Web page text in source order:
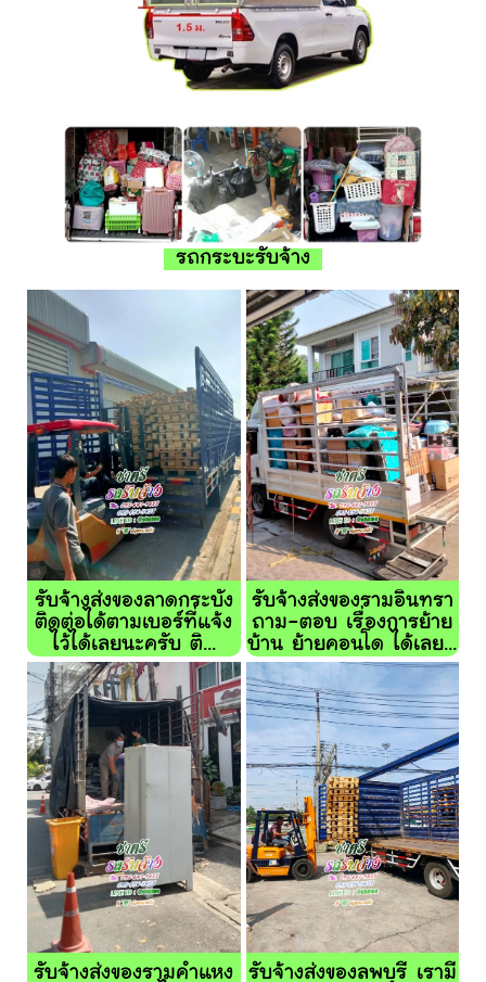
รถกระบะรับจ้าง
รับจ้างส่งของลาดกระบัง
ติดต่อได้ตามเบอร์ที่แจ้ง
ไว้ได้เลยนะครับ ติ...
รับจ้างส่งของรามอินทรา
ถาม-ตอบ เรื่องการย้าย
บ้าน ย้ายคอนโด ได้เลย...
รับจ้างส่งของรามคำแหง
รับจ้างส่งของลพบุรี เรามี